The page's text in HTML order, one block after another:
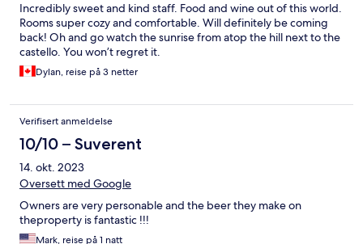
Incredibly sweet and kind staff. Food and wine out of this world.
Rooms super cozy and comfortable. Will definitely be coming
back! Oh and go watch the sunrise from atop the hill next to the
castello. You won’t regret it.
Dylan, reise på 3 netter
Verifisert anmeldelse
10/10 – Suverent
14. okt. 2023
Oversett med Google
Owners are very personable and the beer they make on
theproperty is fantastic !!!
Mark, reise på 1 natt